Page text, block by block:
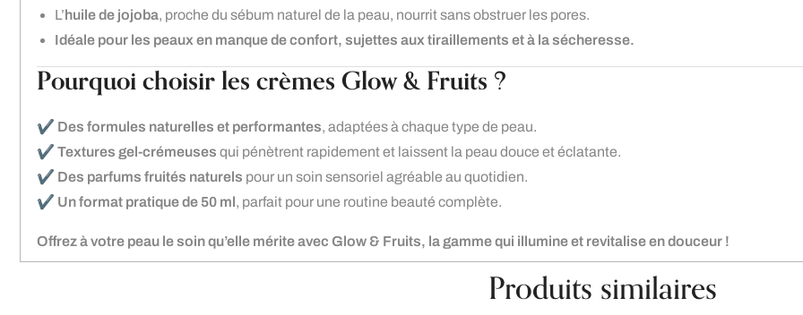
L’huile de jojoba, proche du sébum naturel de la peau, nourrit sans obstruer les pores.
Idéale pour les peaux en manque de confort, sujettes aux tiraillements et à la sécheresse.
Pourquoi choisir les crèmes Glow & Fruits ?
✔️ Des formules naturelles et performantes, adaptées à chaque type de peau.
✔️ Textures gel-crémeuses qui pénètrent rapidement et laissent la peau douce et éclatante.
✔️ Des parfums fruités naturels pour un soin sensoriel agréable au quotidien.
✔️ Un format pratique de 50 ml, parfait pour une routine beauté complète.
Offrez à votre peau le soin qu’elle mérite avec Glow & Fruits, la gamme qui illumine et revitalise en douceur !
Produits similaires